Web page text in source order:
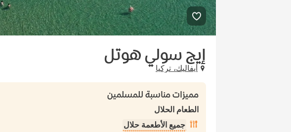
إيج سولي هوتل
أيفاليك، تركيا
مميزات مناسبة للمسلمين
الطعام الحلال
جميع الأطعمة حلال